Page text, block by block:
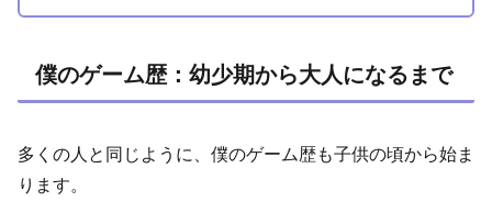
僕のゲーム歴：幼少期から大人になるまで
多くの人と同じように、僕のゲーム歴も子供の頃から始ま
ります。